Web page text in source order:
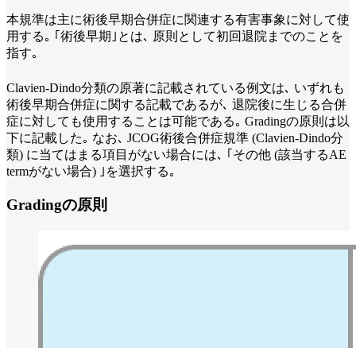
本規準は主に術後早期合併症に関連する有害事象に対して使
用する｡ ｢術後早期｣とは､ 原則として初回退院までのことを
指す｡
Clavien-Dindo分類の原著に記載されている例文は､ いずれも
術後早期合併症に関する記載であるが､ 退院後に生じる合併
症に対しても使用することは可能である｡ Gradingの原則は以
下に記載した｡ なお､ JCOG術後合併症規準 (Clavien-Dindo分
類) に当てはまる項目がない場合には､ ｢その他 (該当するAE
termがない場合) ｣を選択する｡
Gradingの原則